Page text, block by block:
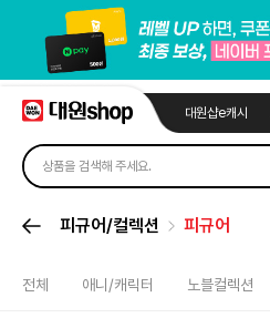
대원샵e캐시
피규어/컬렉션 피규어
전체 애니/캐릭터 노블컬렉션